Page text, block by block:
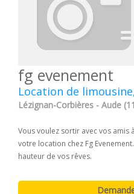
fg evenement
Location de
Lézignan-Corbières - Aude
Vous voulez sortir avec vos amis
votre location chez Fg
hauteur de vos rêves.